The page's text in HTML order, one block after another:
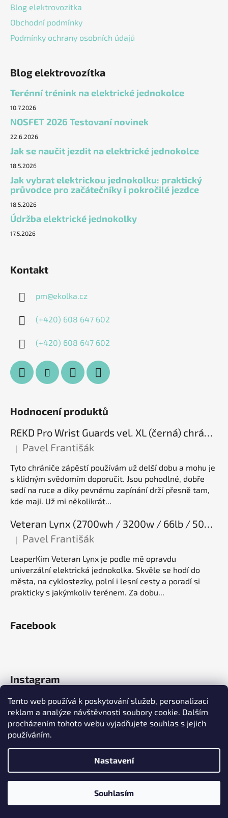
Tento web používá k poskytování služeb, personalizaci
reklam a analýze návštěvnosti soubory cookie. Dalším
procházením tohoto webu vyjadřujete souhlas s jejich
používáním.
Nastavení
Souhlasím
u
Blog elektrovozítka
Obchodní podmínky
Podmínky ochrany osobních údajů
Blog elektrovozítka
Terénní trénink na elektrické jednokolce
10.7.2026
NOSFET 2026 Testovaní novinek
22.6.2026
Jak se naučit jezdit na elektrické jednokolce
18.5.2026
Jak vybrat elektrickou jednokolku: praktický
průvodce pro začátečníky i pokročilé jezdce
18.5.2026
Údržba elektrické jednokolky
17.5.2026
Kontakt
pm@ekolka.cz
(+420) 608 647 602
(+420) 608 647 602
Hodnocení produktů
REKD Pro Wrist Guards vel. XL (černá) chrániče zápěstí
Hodnocení produktu je 5 z 5 hvězdiček.
| Pavel Františák
Tyto chrániče zápěstí používám už delší dobu a mohu je
s klidným svědomím doporučit. Jsou pohodlné, dobře
sedí na ruce a díky pevnému zapínání drží přesně tam,
kde mají. Už mi několikrát...
Veteran Lynx (2700wh / 3200w / 66lb / 50E), elektrická jednokolka
Hodnocení produktu je 5 z 5 hvězdiček.
| Pavel Františák
LeaperKim Veteran Lynx je podle mě opravdu
univerzální elektrická jednokolka. Skvěle se hodí do
města, na cyklostezky, polní i lesní cesty a poradí si
prakticky s jakýmkoliv terénem. Za dobu...
Facebook
Instagram